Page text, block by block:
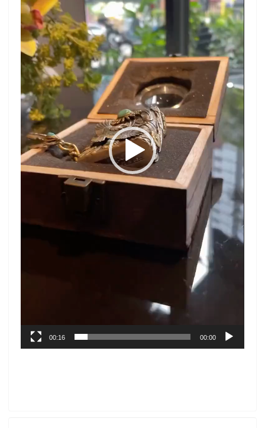
00:00
00:16